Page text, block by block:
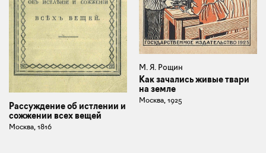
Рассуждение об истлении и
сожжении всех вещей
Москва, 1816
М. Я. Рощин
Как зачались живые твари
на земле
Москва, 1925